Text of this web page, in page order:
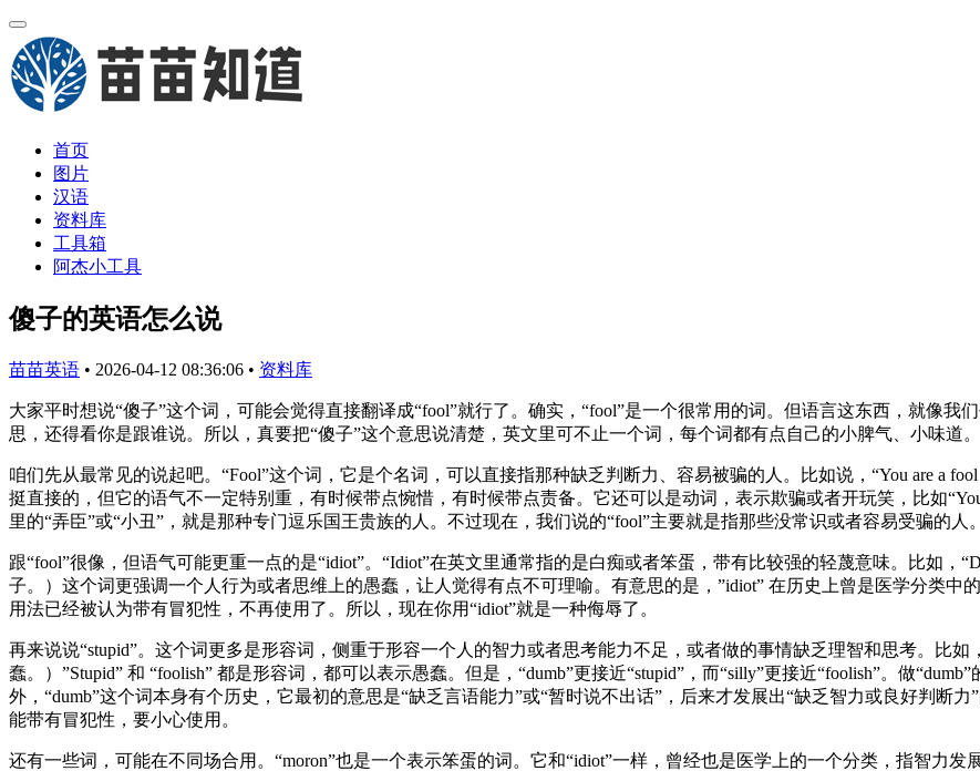
首页
图片
汉语
资料库
工具箱
阿杰小工具
傻子的英语怎么说
苗苗英语 • 2026-04-12 08:36:06 • 资料库
大家平时想说“傻子”这个词，可能会觉得直接翻译成“fool”就行了。确实，“fool”是一个很常用的词。但语言这东西，就像
思，还得看你是跟谁说。所以，真要把“傻子”这个意思说清楚，英文里可不止一个词，每个词都有点自己的小脾气、小味道。
咱们先从最常见的说起吧。“Fool”这个词，它是个名词，可以直接指那种缺乏判断力、容易被骗的人。比如说，“You are a
挺直接的，但它的语气不一定特别重，有时候带点惋惜，有时候带点责备。它还可以是动词，表示欺骗或者开玩笑，比如
里的“弄臣”或“小丑”，就是那种专门逗乐国王贵族的人。不过现在，我们说的“fool”主要就是指那些没常识或者容易受骗的人。
跟“fool”很像，但语气可能更重一点的是“idiot”。“Idiot”在英文里通常指的是白痴或者笨蛋，带有比较强的轻蔑意味。比如，
子。）这个词更强调一个人行为或者思维上的愚蠢，让人觉得有点不可理喻。有意思的是，”idiot” 在历史上曾是医学分类
用法已经被认为带有冒犯性，不再使用了。所以，现在你用“idiot”就是一种侮辱了。
再来说说“stupid”。这个词更多是形容词，侧重于形容一个人的智力或者思考能力不足，或者做的事情缺乏理智和思考。比如，
蠢。）”Stupid” 和 “foolish” 都是形容词，都可以表示愚蠢。但是，“dumb”更接近“stupid”，而“silly”更接近“foolish”。做
外，“dumb”这个词本身有个历史，它最初的意思是“缺乏言语能力”或“暂时说不出话”，后来才发展出“缺乏智力或良好判断
能带有冒犯性，要小心使用。
还有一些词，可能在不同场合用。“moron”也是一个表示笨蛋的词。它和“idiot”一样，曾经也是医学上的一个分类，指智力